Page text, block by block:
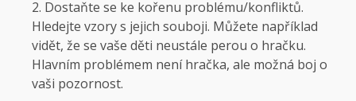
Dostaňte se ke kořenu problému/konfliktů.
Hledejte vzory s jejich souboji. Můžete například
vidět, že se vaše děti neustále perou o hračku.
Hlavním problémem není hračka, ale možná boj o
vaši pozornost.